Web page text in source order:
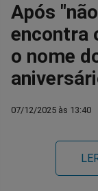
no
Facebook
no
Após
encontra
o nome
07/12/2025 às 13:40